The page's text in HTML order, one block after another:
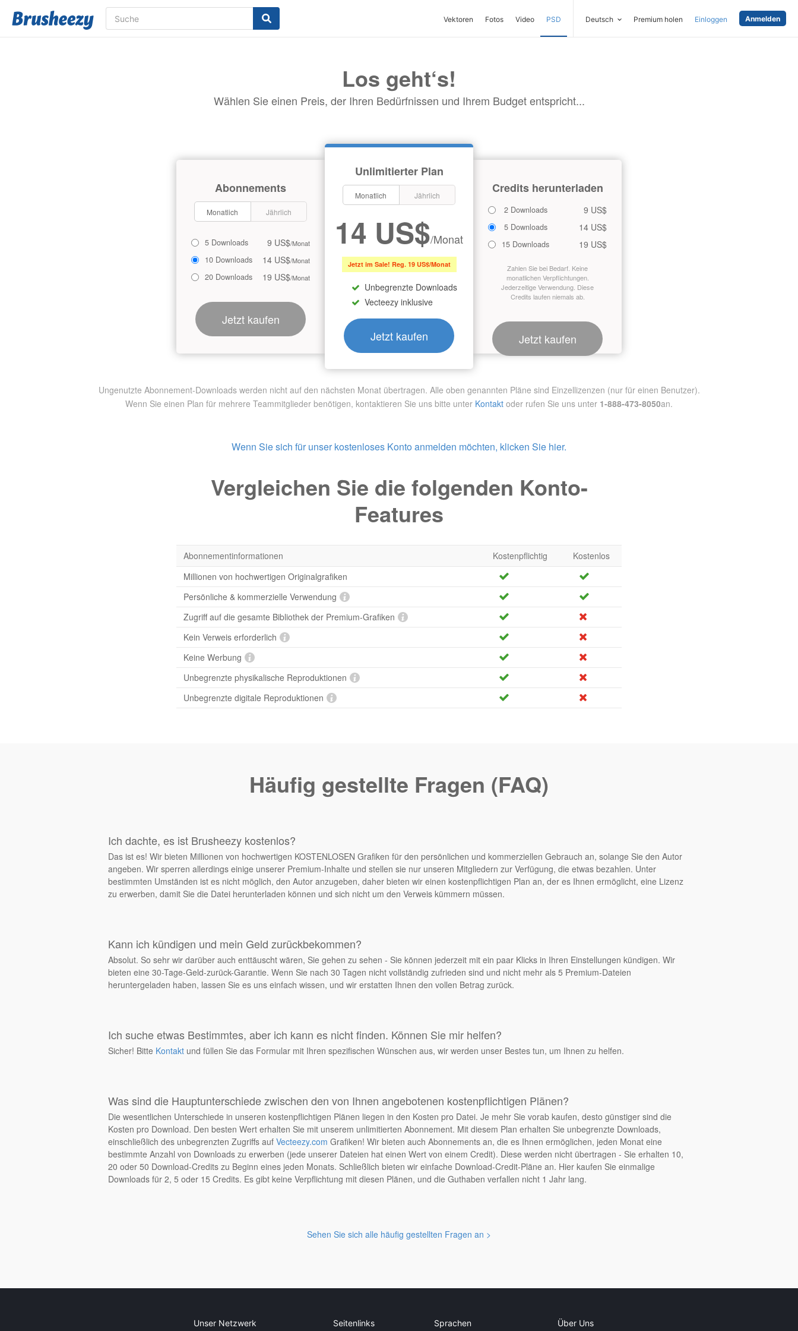
Vektoren Fotos Video PSD Deutsch Premium holen Einloggen Anmelden
Los geht‘s!
Wählen Sie einen Preis, der Ihren Bedürfnissen und Ihrem Budget entspricht...
Unlimitierter Plan
Monatlich Jährlich
14 US$/Monat
Jetzt im Sale! Reg. 19 US$/Monat
Unbegrenzte Downloads
Vecteezy inklusive
Jetzt kaufen
Abonnements
Monatlich Jährlich
5 Downloads 9 US$/Monat
10 Downloads 14 US$/Monat
20 Downloads 19 US$/Monat
Jetzt kaufen
Credits herunterladen
2 Downloads 9 US$
5 Downloads 14 US$
15 Downloads 19 US$
Zahlen Sie bei Bedarf. Keine
monatlichen Verpflichtungen.
Jederzeitige Verwendung. Diese
Credits laufen niemals ab.
Jetzt kaufen
Ungenutzte Abonnement-Downloads werden nicht auf den nächsten Monat übertragen. Alle oben genannten Pläne sind Einzellizenzen (nur für einen Benutzer).
Wenn Sie einen Plan für mehrere Teammitglieder benötigen, kontaktieren Sie uns bitte unter Kontakt oder rufen Sie uns unter 1-888-473-8050an.
Wenn Sie sich für unser kostenloses Konto anmelden möchten, klicken Sie hier.
Vergleichen Sie die folgenden Konto-
Features
Abonnementinformationen Kostenpflichtig
Kostenlos
Millionen von hochwertigen Originalgrafiken
Persönliche & kommerzielle Verwendung
Zugriff auf die gesamte Bibliothek der Premium-Grafiken
Kein Verweis erforderlich
Keine Werbung
Unbegrenzte physikalische Reproduktionen
Unbegrenzte digitale Reproduktionen
Häufig gestellte Fragen (FAQ)
Ich dachte, es ist Brusheezy kostenlos?
Das ist es! Wir bieten Millionen von hochwertigen KOSTENLOSEN Grafiken für den persönlichen und kommerziellen Gebrauch an, solange Sie den Autor
angeben. Wir sperren allerdings einige unserer Premium-Inhalte und stellen sie nur unseren Mitgliedern zur Verfügung, die etwas bezahlen. Unter
bestimmten Umständen ist es nicht möglich, den Autor anzugeben, daher bieten wir einen kostenpflichtigen Plan an, der es Ihnen ermöglicht, eine Lizenz
zu erwerben, damit Sie die Datei herunterladen können und sich nicht um den Verweis kümmern müssen.
Kann ich kündigen und mein Geld zurückbekommen?
Absolut. So sehr wir darüber auch enttäuscht wären, Sie gehen zu sehen - Sie können jederzeit mit ein paar Klicks in Ihren Einstellungen kündigen. Wir
bieten eine 30-Tage-Geld-zurück-Garantie. Wenn Sie nach 30 Tagen nicht vollständig zufrieden sind und nicht mehr als 5 Premium-Dateien
heruntergeladen haben, lassen Sie es uns einfach wissen, und wir erstatten Ihnen den vollen Betrag zurück.
Ich suche etwas Bestimmtes, aber ich kann es nicht finden. Können Sie mir helfen?
Sicher! Bitte Kontakt und füllen Sie das Formular mit Ihren spezifischen Wünschen aus, wir werden unser Bestes tun, um Ihnen zu helfen.
Was sind die Hauptunterschiede zwischen den von Ihnen angebotenen kostenpflichtigen Plänen?
Die wesentlichen Unterschiede in unseren kostenpflichtigen Plänen liegen in den Kosten pro Datei. Je mehr Sie vorab kaufen, desto günstiger sind die
Kosten pro Download. Den besten Wert erhalten Sie mit unserem unlimitierten Abonnement. Mit diesem Plan erhalten Sie unbegrenzte Downloads,
einschließlich des unbegrenzten Zugriffs auf Vecteezy.com Grafiken! Wir bieten auch Abonnements an, die es Ihnen ermöglichen, jeden Monat eine
bestimmte Anzahl von Downloads zu erwerben (jede unserer Dateien hat einen Wert von einem Credit). Diese werden nicht übertragen - Sie erhalten 10,
20 oder 50 Download-Credits zu Beginn eines jeden Monats. Schließlich bieten wir einfache Download-Credit-Pläne an. Hier kaufen Sie einmalige
Downloads für 2, 5 oder 15 Credits. Es gibt keine Verpflichtung mit diesen Plänen, und die Guthaben verfallen nicht 1 Jahr lang.
Sehen Sie sich alle häufig gestellten Fragen an >
Unser Netzwerk Seitenlinks Sprachen Über Uns